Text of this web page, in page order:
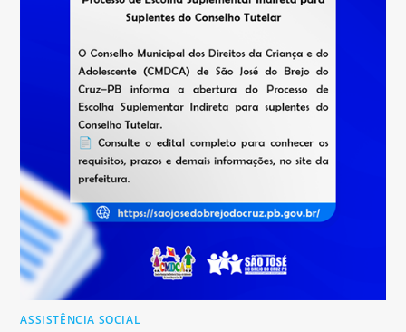
ASSISTÊNCIA SOCIAL